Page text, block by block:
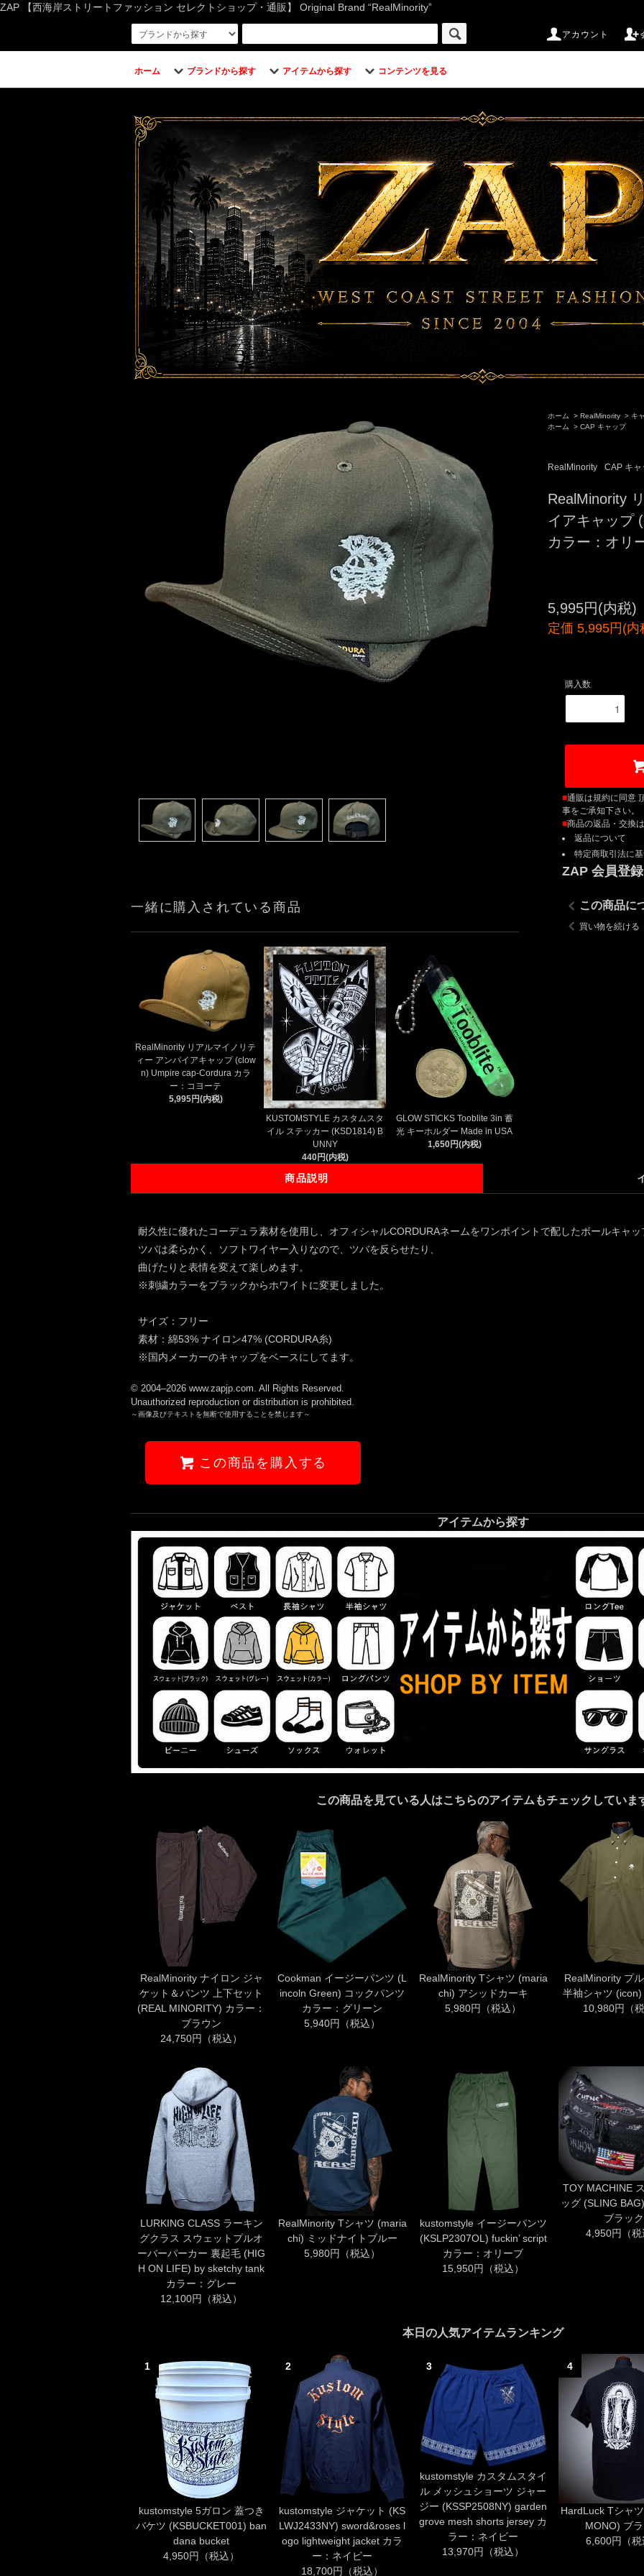
ZAP 【西海岸ストリートファッション セレクトショップ・通販】 Original Brand “RealMinority”
アカウント
ホーム ブランドから探す アイテムから探す コンテンツを見る
一緒に購入されている商品
RealMinority リアルマイノリテ
ィー アンパイアキャップ (clow
n) Umpire cap-Cordura カラ
ー：コヨーテ
5,995円(内税)
KUSTOMSTYLE カスタムスタ
イル ステッカー (KSD1814) B
UNNY
440円(内税)
GLOW STICKS Tooblite 3in 蓄
光 キーホルダー Made in USA
1,650円(内税)
ホーム > RealMinority > キ
ホーム
> CAP キャップ
RealMinority CAP キャ
RealMinority
イアキャップ
カラー：オリ
5,995円(内税)
定価 5,995円(内
購入数
■通販は規約に同意
事をご承知下さい。
■商品の返品・交換
返品について
特定商取引法に
ZAP 会員登
この商品に
買い物を続ける
商品説明
耐久性に優れたコーデュラ素材を使用し、オフィシャルCORDURAネームをワンポイントで配したボールキャッ
ツバは柔らかく、ソフトワイヤー入りなので、ツバを反らせたり、
曲げたりと表情を変えて楽しめます。
※刺繍カラーをブラックからホワイトに変更しました。
サイズ：フリー
素材：綿53% ナイロン47% (CORDURA糸)
※国内メーカーのキャップをベースにしてます。
© 2004–2026 www.zapjp.com. All Rights Reserved.
Unauthorized reproduction or distribution is prohibited.
～画像及びテキストを無断で使用することを禁じます～
この商品を購入する
アイテムから探す
この商品を見ている人はこちらのアイテムもチェックしていま
RealMinority ナイロン ジャ
ケット＆パンツ 上下セット
(REAL MINORITY) カラー：
ブラウン
24,750円（税込）
Cookman イージーパンツ (L
incoln Green) コックパンツ
カラー：グリーン
5,940円（税込）
RealMinority Tシャツ (maria
chi) アシッドカーキ
5,980円（税込）
RealMinority プ
半袖シャツ
10,980円（
LURKING CLASS ラーキン
グクラス スウェットプルオ
ーバーパーカー 裏起毛 (HIG
H ON LIFE) by sketchy tank
カラー：グレー
12,100円（税込）
RealMinority Tシャツ (maria
chi) ミッドナイトブルー
5,980円（税込）
kustomstyle イージーパンツ
(KSLP2307OL) fuckin’ script
カラー：オリーブ
15,950円（税込）
TOY MACHINE
ッグ (SLING
ブラック
4,950円（税
本日の人気アイテムランキング
1
kustomstyle 5ガロン 蓋つき
バケツ (KSBUCKET001) ban
dana bucket
4,950円（税込）
2
kustomstyle ジャケット (KS
LWJ2433NY) sword&roses l
ogo lightweight jacket カラ
ー：ネイビー
18,700円（税込）
3
kustomstyle カスタムスタイ
ル メッシュショーツ ジャー
ジー (KSSP2508NY) garden
grove mesh shorts jersey カ
ラー：ネイビー
13,970円（税込）
4
HardLuck Tシャ
MONO) ブ
6,600円（税